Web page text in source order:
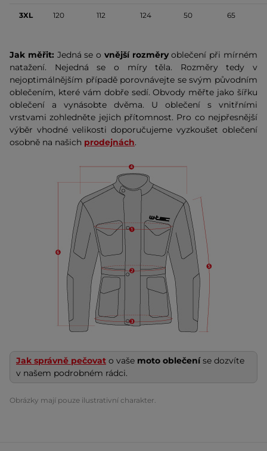
3XL 120 112 124 50 65
Jak měřit: Jedná se o vnější rozměryoblečení při mírném
natažení. Nejedná se o míry těla. Rozměry tedy v
nejoptimálnějším případě porovnávejte se svým původním
oblečením, které vám dobře sedí. Obvody měřte jako šířku
oblečení a vynásobte dvěma. U oblečení s vnitřními
vrstvami zohledněte jejich přítomnost. Pro co nejpřesnější
výběr vhodné velikosti doporučujeme vyzkoušet oblečení
osobně na našich prodejnách.
Jak správně pečovat o vaše moto oblečeníse dozvíte
v našem podrobném rádci.
Obrázky mají pouze ilustrativní charakter.